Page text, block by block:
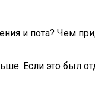
и пота? Чем
Если это был